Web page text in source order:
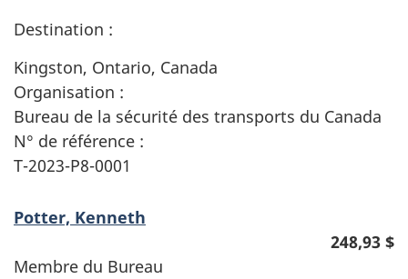
Destination :
Kingston, Ontario, Canada
Organisation :
Bureau de la sécurité des transports du Canada
N° de référence :
T-2023-P8-0001
Potter, Kenneth
248,93 $
Membre du Bureau